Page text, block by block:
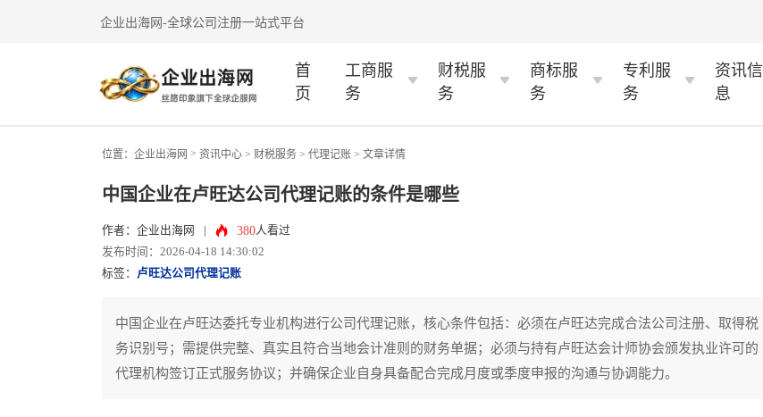
企业出海网-全球公司注册一站式平台
首
页
工商服
务
财税服
务
商标服
务
专利服
务
资讯信
息
位置： 企业出海网 > 资讯中心 > 财税服务 > 代理记账 > 文章详情
中国企业在卢旺达公司代理记账的条件是哪些
作者：企业出海网 380人看过
发布时间：2026-04-18 14:30:02
标签： 卢旺达公司代理记账
中国企业在卢旺达委托专业机构进行公司代理记账，核心条件包括：必须在卢旺达完成合法公司注册、取得税
务识别号；需提供完整、真实且符合当地会计准则的财务单据；必须与持有卢旺达会计师协会颁发执业许可的
代理机构签订正式服务协议；并确保企业自身具备配合完成月度或季度申报的沟通与协调能力。